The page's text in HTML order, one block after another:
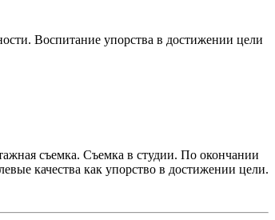
Воспитание упорства в достижении цели
съемка. Съемка в студии. По окончании
качества как упорство в достижении цели.